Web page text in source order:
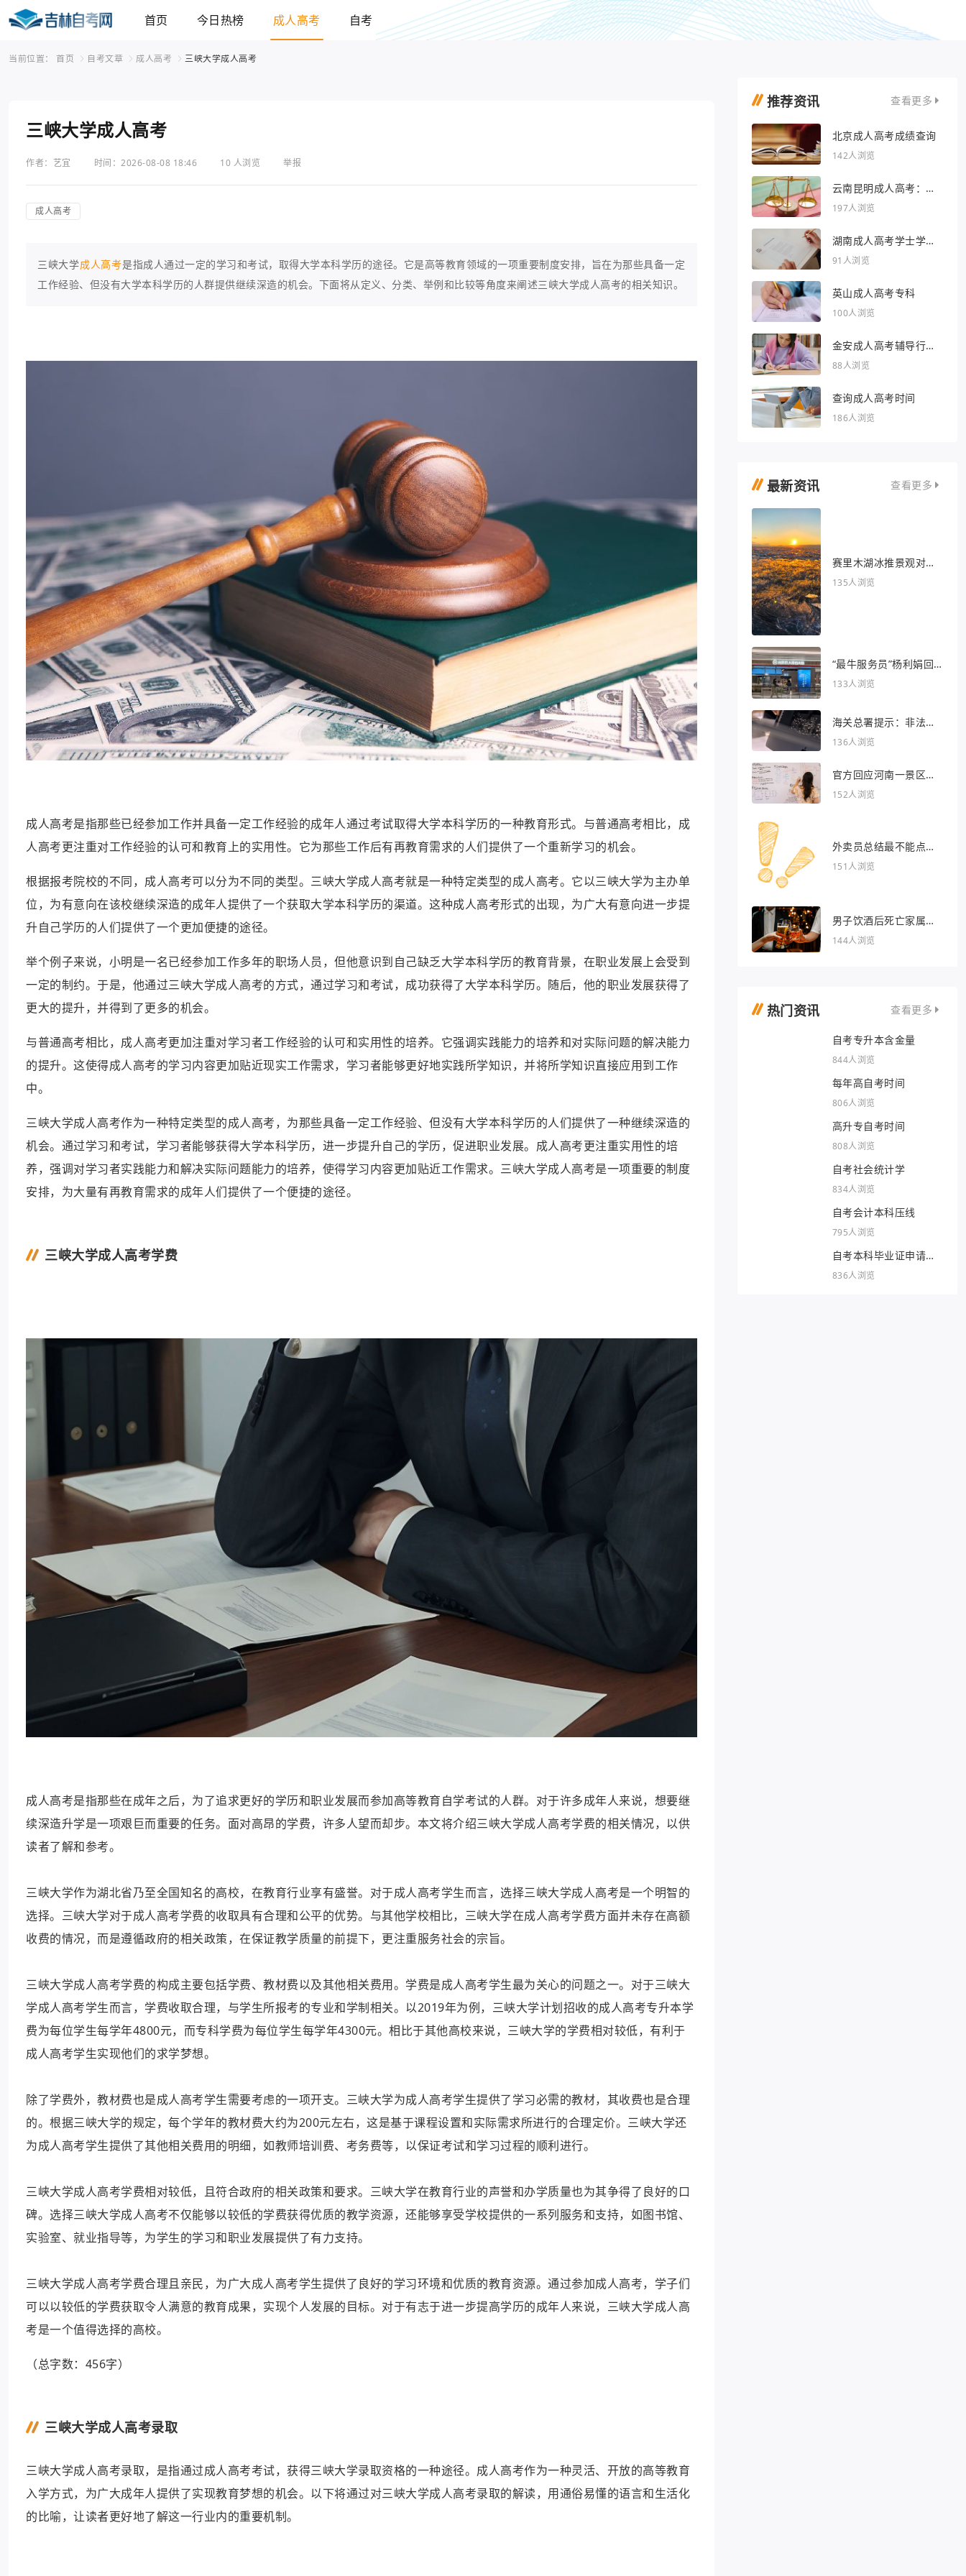
首页 今日热榜 成人高考 自考
当前位置： 首页 自考文章 成人高考 三峡大学成人高考
三峡大学成人高考
作者：艺宜 时间：2026-08-08 18:46 10 人浏览 举报
成人高考
三峡大学成人高考是指成人通过一定的学习和考试，取得大学本科学历的途径。它是高等教育领域的一项重要制度安排，旨在为那些具备一定
工作经验、但没有大学本科学历的人群提供继续深造的机会。下面将从定义、分类、举例和比较等角度来阐述三峡大学成人高考的相关知识。
成人高考是指那些已经参加工作并具备一定工作经验的成年人通过考试取得大学本科学历的一种教育形式。与普通高考相比，成
人高考更注重对工作经验的认可和教育上的实用性。它为那些工作后有再教育需求的人们提供了一个重新学习的机会。
根据报考院校的不同，成人高考可以分为不同的类型。三峡大学成人高考就是一种特定类型的成人高考。它以三峡大学为主办单
位，为有意向在该校继续深造的成年人提供了一个获取大学本科学历的渠道。这种成人高考形式的出现，为广大有意向进一步提
升自己学历的人们提供了一个更加便捷的途径。
举个例子来说，小明是一名已经参加工作多年的职场人员，但他意识到自己缺乏大学本科学历的教育背景，在职业发展上会受到
一定的制约。于是，他通过三峡大学成人高考的方式，通过学习和考试，成功获得了大学本科学历。随后，他的职业发展获得了
更大的提升，并得到了更多的机会。
与普通高考相比，成人高考更加注重对学习者工作经验的认可和实用性的培养。它强调实践能力的培养和对实际问题的解决能力
的提升。这使得成人高考的学习内容更加贴近现实工作需求，学习者能够更好地实践所学知识，并将所学知识直接应用到工作
中。
三峡大学成人高考作为一种特定类型的成人高考，为那些具备一定工作经验、但没有大学本科学历的人们提供了一种继续深造的
机会。通过学习和考试，学习者能够获得大学本科学历，进一步提升自己的学历，促进职业发展。成人高考更注重实用性的培
养，强调对学习者实践能力和解决实际问题能力的培养，使得学习内容更加贴近工作需求。三峡大学成人高考是一项重要的制度
安排，为大量有再教育需求的成年人们提供了一个便捷的途径。
三峡大学成人高考学费
成人高考是指那些在成年之后，为了追求更好的学历和职业发展而参加高等教育自学考试的人群。对于许多成年人来说，想要继
续深造升学是一项艰巨而重要的任务。面对高昂的学费，许多人望而却步。本文将介绍三峡大学成人高考学费的相关情况，以供
读者了解和参考。
三峡大学作为湖北省乃至全国知名的高校，在教育行业享有盛誉。对于成人高考学生而言，选择三峡大学成人高考是一个明智的
选择。三峡大学对于成人高考学费的收取具有合理和公平的优势。与其他学校相比，三峡大学在成人高考学费方面并未存在高额
收费的情况，而是遵循政府的相关政策，在保证教学质量的前提下，更注重服务社会的宗旨。
三峡大学成人高考学费的构成主要包括学费、教材费以及其他相关费用。学费是成人高考学生最为关心的问题之一。对于三峡大
学成人高考学生而言，学费收取合理，与学生所报考的专业和学制相关。以2019年为例，三峡大学计划招收的成人高考专升本学
费为每位学生每学年4800元，而专科学费为每位学生每学年4300元。相比于其他高校来说，三峡大学的学费相对较低，有利于
成人高考学生实现他们的求学梦想。
除了学费外，教材费也是成人高考学生需要考虑的一项开支。三峡大学为成人高考学生提供了学习必需的教材，其收费也是合理
的。根据三峡大学的规定，每个学年的教材费大约为200元左右，这是基于课程设置和实际需求所进行的合理定价。三峡大学还
为成人高考学生提供了其他相关费用的明细，如教师培训费、考务费等，以保证考试和学习过程的顺利进行。
三峡大学成人高考学费相对较低，且符合政府的相关政策和要求。三峡大学在教育行业的声誉和办学质量也为其争得了良好的口
碑。选择三峡大学成人高考不仅能够以较低的学费获得优质的教学资源，还能够享受学校提供的一系列服务和支持，如图书馆、
实验室、就业指导等，为学生的学习和职业发展提供了有力支持。
三峡大学成人高考学费合理且亲民，为广大成人高考学生提供了良好的学习环境和优质的教育资源。通过参加成人高考，学子们
可以以较低的学费获取令人满意的教育成果，实现个人发展的目标。对于有志于进一步提高学历的成年人来说，三峡大学成人高
考是一个值得选择的高校。
（总字数：456字）
三峡大学成人高考录取
三峡大学成人高考录取，是指通过成人高考考试，获得三峡大学录取资格的一种途径。成人高考作为一种灵活、开放的高等教育
入学方式，为广大成年人提供了实现教育梦想的机会。以下将通过对三峡大学成人高考录取的解读，用通俗易懂的语言和生活化
的比喻，让读者更好地了解这一行业内的重要机制。
推荐资讯 查看更多
北京成人高考成绩查询
142人浏览
云南昆明成人高考：开
启人生新篇章
197人浏览
湖南成人高考学士学位
外语行业文章
91人浏览
英山成人高考专科
100人浏览
金安成人高考辅导行业
的文章
88人浏览
查询成人高考时间
186人浏览
最新资讯 查看更多
赛里木湖冰推景观对我
眼睛很好
135人浏览
“最牛服务员”杨利娟回
归海底捞
133人浏览
海关总署提示：非法引
入异宠将被处罚
136人浏览
官方回应河南一景区推
出虎景房
152人浏览
外卖员总结最不能点的
外卖
151人浏览
男子饮酒后死亡家属索
赔36万被驳回
144人浏览
热门资讯 查看更多
自考专升本含金量
844人浏览
每年高自考时间
806人浏览
高升专自考时间
808人浏览
自考社会统计学
834人浏览
自考会计本科压线
795人浏览
自考本科毕业证申请条
件
836人浏览